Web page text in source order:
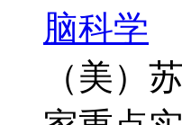
脑科学
（美）